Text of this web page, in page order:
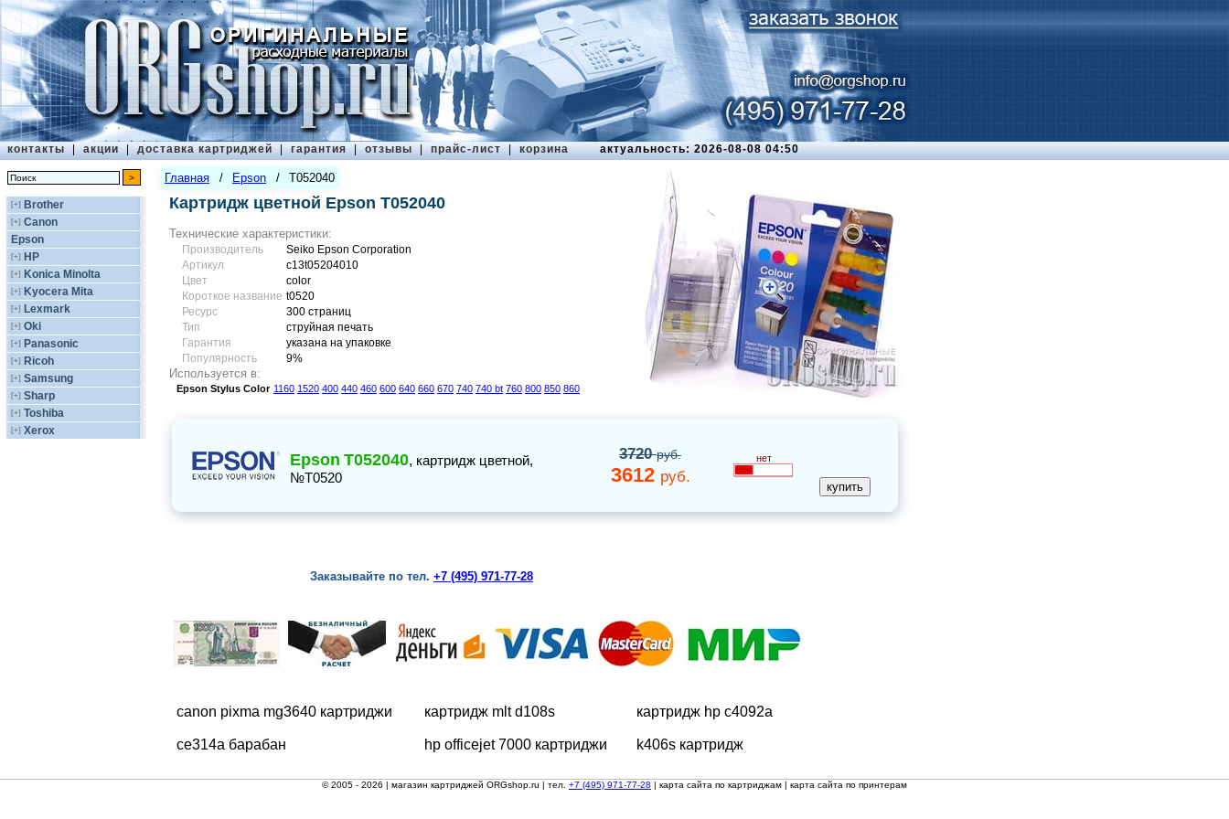
контакты | акции | доставка картриджей | гарантия | отзывы | прайс-лист | корзина актуальность: 2026-08-08 04:50
[+] Brother
[+] Canon
Epson
[+] HP
[+] Konica Minolta
[+] Kyocera Mita
[+] Lexmark
[+] Oki
[+] Panasonic
[+] Ricoh
[+] Samsung
[+] Sharp
[+] Toshiba
[+] Xerox
Главная / Epson / T052040
Картридж цветной Epson T052040
Технические характеристики:
Производитель
Seiko Epson Corporation
Артикул
c13t05204010
Цвет
сolor
Короткое название t0520
Ресурс
300 страниц
Тип
струйная печать
Гарантия
указана на упаковке
Популярность
9%
Используется в:
Epson Stylus Color 1160 1520 400 440 460 600 640 660 670 740 740 bt 760 800 850 860
Epson T052040, картридж цветной,
№T0520
3720руб.
3612 руб.
нет
Заказывайте по тел. +7 (495) 971-77-28
canon pixma mg3640 картриджи картридж mlt d108s картридж hp c4092a
ce314a барабан hp officejet 7000 картриджи k406s картридж
© 2005 - 2026 | магазин картриджей ORGshop.ru | тел. +7 (495) 971-77-28 | карта сайта по картриджам | карта сайта по принтерам